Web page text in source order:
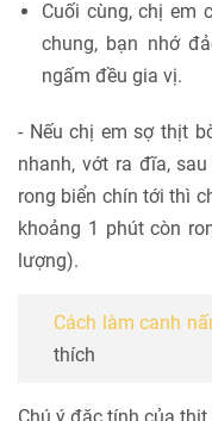
Cuối cùng, chị em
chung, bạn nhớ
ngấm đều gia vị.
- Nếu chị em sợ thịt
nhanh, vớt ra đĩa,
rong biển chín tới thì
khoảng 1 phút còn
lượng).
Cách làm canh
thích